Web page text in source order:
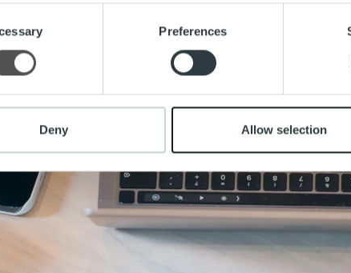
to personalise content and ads, to provide social media
about your use of our site with our social media, advertising
that you’ve provided to them or that they’ve collected
Preferences
Deny Allow selection